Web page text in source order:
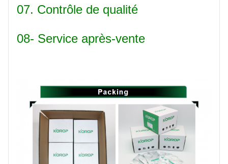
07. Contrôle de qualité
08- Service après-vente